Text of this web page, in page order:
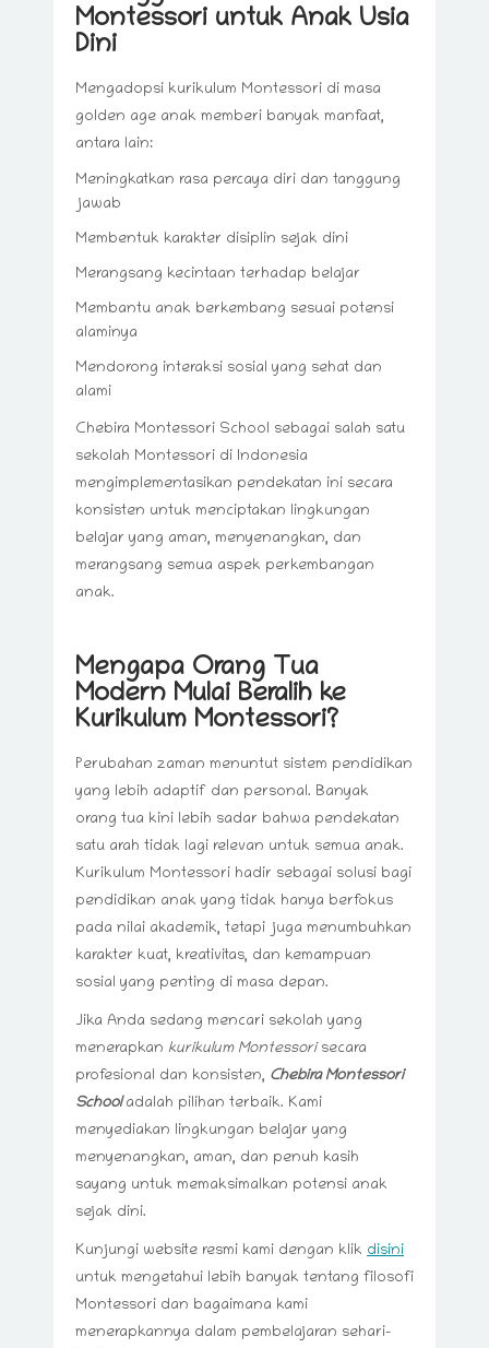
Montessori untuk Anak Usia
Dini
Mengadopsi kurikulum Montessori di masa
golden age anak memberi banyak manfaat,
antara lain:
Meningkatkan rasa percaya diri dan tanggung
jawab
Membentuk karakter disiplin sejak dini
Merangsang kecintaan terhadap belajar
Membantu anak berkembang sesuai potensi
alaminya
Mendorong interaksi sosial yang sehat dan
alami
Chebira Montessori School sebagai salah satu
sekolah Montessori di Indonesia
mengimplementasikan pendekatan ini secara
konsisten untuk menciptakan lingkungan
belajar yang aman, menyenangkan, dan
merangsang semua aspek perkembangan
anak.
Mengapa Orang Tua
Modern Mulai Beralih ke
Kurikulum Montessori?
Perubahan zaman menuntut sistem pendidikan
yang lebih adaptif dan personal. Banyak
orang tua kini lebih sadar bahwa pendekatan
satu arah tidak lagi relevan untuk semua anak.
Kurikulum Montessori hadir sebagai solusi bagi
pendidikan anak yang tidak hanya berfokus
pada nilai akademik, tetapi juga menumbuhkan
karakter kuat, kreativitas, dan kemampuan
sosial yang penting di masa depan.
Jika Anda sedang mencari sekolah yang
menerapkan kurikulum Montessorisecara
profesional dan konsisten, Chebira Montessori
Schooladalah pilihan terbaik. Kami
menyediakan lingkungan belajar yang
menyenangkan, aman, dan penuh kasih
sayang untuk memaksimalkan potensi anak
sejak dini.
Kunjungi website resmi kami dengan klik disini
untuk mengetahui lebih banyak tentang filosofi
Montessori dan bagaimana kami
menerapkannya dalam pembelajaran sehari-